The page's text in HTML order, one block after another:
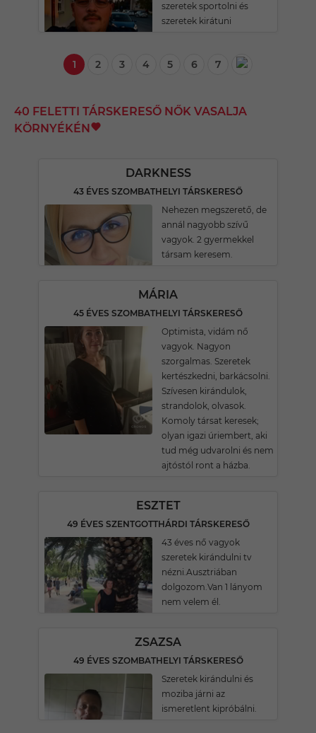
szeretek sportolni és
szeretek kirátuni
1 2 3 4 5 6 7
40 FELETTI TÁRSKERESŐ NŐK VASALJA
KÖRNYÉKÉN
DARKNESS
43 ÉVES SZOMBATHELYI TÁRSKERESŐ
Nehezen megszerető, de
annál nagyobb szívű
vagyok. 2 gyermekkel
társam keresem.
MÁRIA
45 ÉVES SZOMBATHELYI TÁRSKERESŐ
Optimista, vidám nő
vagyok. Nagyon
szorgalmas. Szeretek
kertészkedni, barkácsolni.
Szívesen kirándulok,
strandolok, olvasok.
Komoly társat keresek;
olyan igazi úriembert, aki
tud még udvarolni és nem
ajtóstól ront a házba.
ESZTET
49 ÉVES SZENTGOTTHÁRDI TÁRSKERESŐ
43 éves nő vagyok
szeretek kirándulni tv
nézni.Ausztriában
dolgozom.Van 1 lányom
nem velem él.
ZSAZSA
49 ÉVES SZOMBATHELYI TÁRSKERESŐ
Szeretek kirándulni és
moziba járni az
ismeretlent kipróbálni.